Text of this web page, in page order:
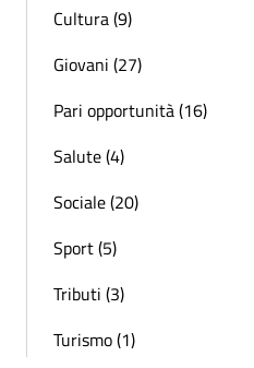
Cultura (9)
Giovani (27)
Pari opportunità (16)
Salute (4)
Sociale (20)
Sport (5)
Tributi (3)
Turismo (1)